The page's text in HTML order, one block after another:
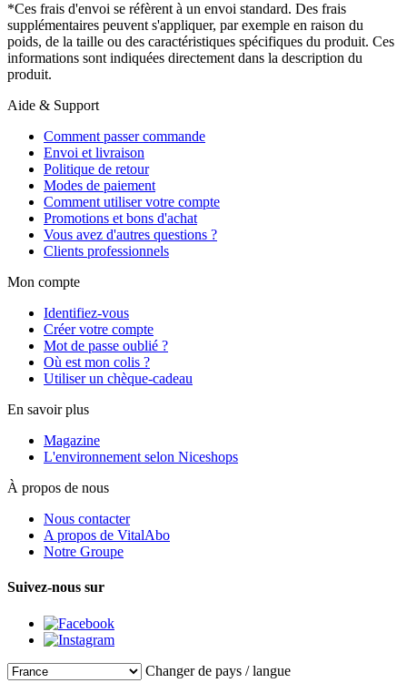
*Ces frais d'envoi se réfèrent à un envoi standard. Des frais
supplémentaires peuvent s'appliquer, par exemple en raison du
poids, de la taille ou des caractéristiques spécifiques du produit. Ces
informations sont indiquées directement dans la description du
produit.
Aide & Support
Comment passer commande
Envoi et livraison
Politique de retour
Modes de paiement
Comment utiliser votre compte
Promotions et bons d'achat
Vous avez d'autres questions ?
Clients professionnels
Mon compte
Identifiez-vous
Créer votre compte
Mot de passe oublié ?
Où est mon colis ?
Utiliser un chèque-cadeau
En savoir plus
Magazine
L'environnement selon Niceshops
À propos de nous
Nous contacter
A propos de VitalAbo
Notre Groupe
Suivez-nous sur
Changer de pays / langue